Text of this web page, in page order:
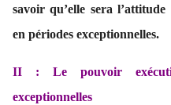
savoir qu’elle sera
en périodes exceptionnelles.
II : Le pouvoir
exceptionnelles